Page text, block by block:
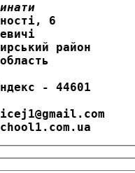
6
район
- 44601